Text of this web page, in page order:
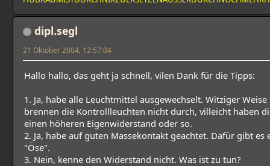
dipl.segl
21 Oktober 2004, 12:57:04
Hallo hallo, das geht ja schnell, vilen Dank für die Tipps:
1. Ja, habe alle Leuchtmittel ausgewechselt. Witziger Weise
brennen die Kontrollleuchten nicht durch, villeicht haben
einen höheren Eigenwiderstand oder so.
2. Ja, habe auf guten Massekontakt geachtet. Dafür gibt es
"Öse".
3. Nein, kenne den Widerstand nicht. Was ist zu tun?